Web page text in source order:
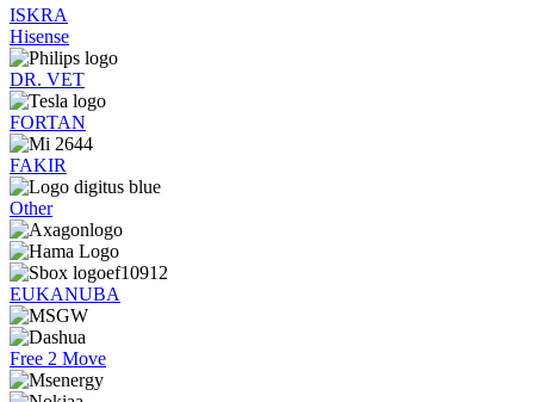
ISKRA
Hisense
DR. VET
FORTAN
FAKIR
Other
EUKANUBA
Free 2 Move